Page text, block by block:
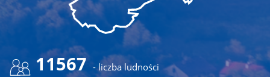
11567 - liczba ludności